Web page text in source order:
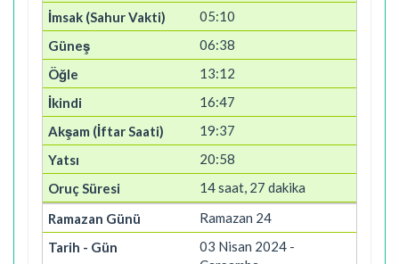
05:10
06:38
13:12
16:47
19:37
20:58
14 saat, 27 dakika
Ramazan 24
03 Nisan 2024 -